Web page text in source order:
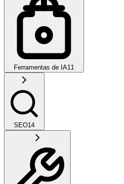
Ferramentas de IA11
SEO14